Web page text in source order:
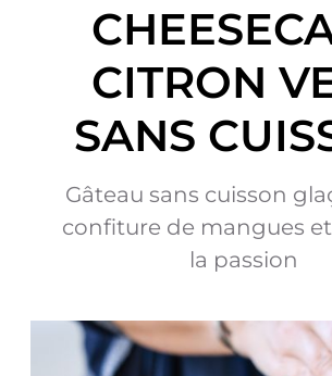
CITRON
SANS
Gâteau sans cuisson
confiture de mangues
la passion